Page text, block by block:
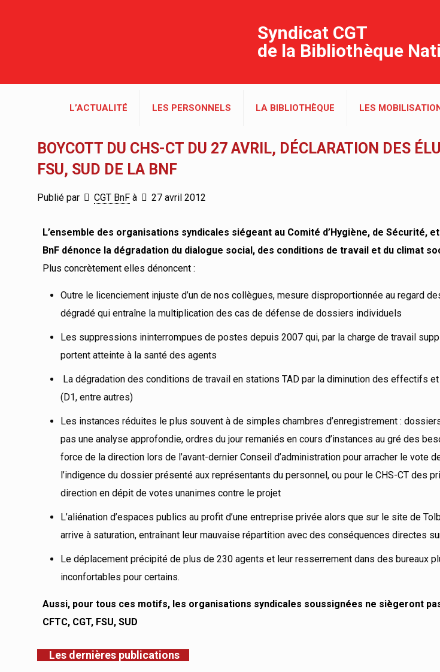
Syndicat CGT
de la Bibliothèque
L’ACTUALITÉ LES PERSONNELS LA BIBLIOTHÈQUE LES
BOYCOTT DU CHS-CT DU 27 AVRIL, DÉCLARATION DES
FSU, SUD DE LA BNF
Publié par CGT BnF à 27 avril 2012
L’ensemble des organisations syndicales siégeant au Comité d’Hygiène, de Sécurité,
BnF dénonce la dégradation du dialogue social, des conditions de travail et du climat
Plus concrètement elles dénoncent :
Outre le licenciement injuste d’un de nos collègues, mesure disproportionnée au regard
dégradé qui entraîne la multiplication des cas de défense de dossiers individuels
Les suppressions ininterrompues de postes depuis 2007 qui, par la charge de travail
portent atteinte à la santé des agents
La dégradation des conditions de travail en stations TAD par la diminution des effectifs
(D1, entre autres)
Les instances réduites le plus souvent à de simples chambres d’enregistrement :
pas une analyse approfondie, ordres du jour remaniés en cours d’instances au gré des
force de la direction lors de l’avant-dernier Conseil d’administration pour arracher le vote
l’indigence du dossier présenté aux représentants du personnel, ou pour le CHS-CT des
direction en dépit de votes unanimes contre le projet
L’aliénation d’espaces publics au profit d’une entreprise privée alors que sur le site de
arrive à saturation, entraînant leur mauvaise répartition avec des conséquences directes
Le déplacement précipité de plus de 230 agents et leur resserrement dans des bureaux
inconfortables pour certains.
Aussi, pour tous ces motifs, les organisations syndicales soussignées ne siègeront
CFTC, CGT, FSU, SUD
Les dernières publications